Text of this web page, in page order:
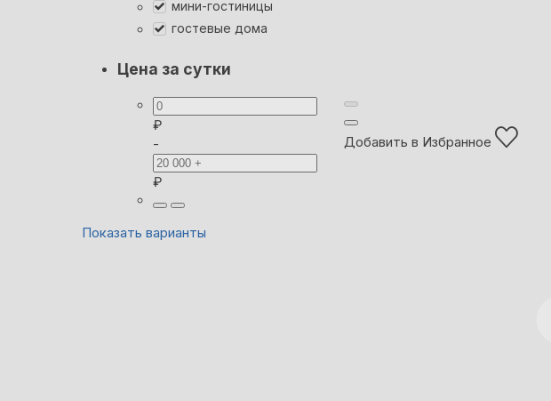
мини-гостиницы
гостевые дома
Цена за сутки
₽
-
₽
Показать варианты
Добавить в Избранное